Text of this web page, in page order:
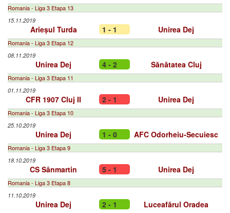
Romania - Liga 3 Etapa 13
15.11.2019
Arieșul Turda 1 - 1 Unirea Dej
Romania - Liga 3 Etapa 12
08.11.2019
Unirea Dej 4 - 2 Sănătatea Cluj
Romania - Liga 3 Etapa 11
01.11.2019
CFR 1907 Cluj II 2 - 1 Unirea Dej
Romania - Liga 3 Etapa 10
25.10.2019
Unirea Dej 1 - 0 AFC Odorheiu-Secuiesc
Romania - Liga 3 Etapa 9
18.10.2019
CS Sânmartin 5 - 1 Unirea Dej
Romania - Liga 3 Etapa 8
11.10.2019
Unirea Dej 2 - 1 Luceafărul Oradea